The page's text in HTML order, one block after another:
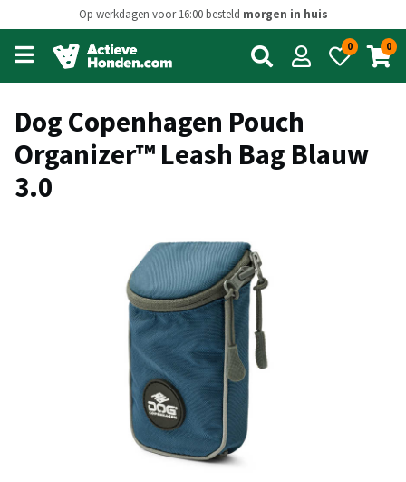
Op werkdagen voor 16:00 besteld morgen in huis
Open
main
menu
0 0
Dog Copenhagen Pouch
Organizer™ Leash Bag Blauw
3.0